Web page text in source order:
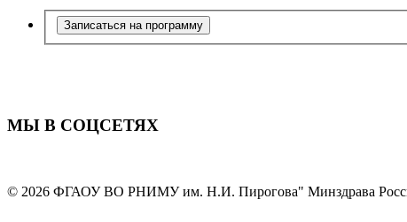
Записаться на программу
МЫ В СОЦСЕТЯХ
© 2026 ФГАОУ ВО РНИМУ им. Н.И. Пирогова" Минздрава